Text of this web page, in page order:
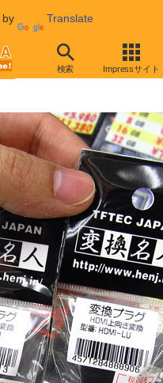
by Translate
検索 Impressサイト
年3月6日号